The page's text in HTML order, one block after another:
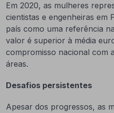
Em 2020, as mulheres
cientistas e engenheiras em
país como uma referência
valor é superior à média
compromisso nacional com
áreas.
Desafios persistentes
Apesar dos progressos, as